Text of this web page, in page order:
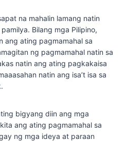
na mahalin lamang natin
Bilang mga Pilipino,
ang ating pagmamahal sa
ng pagmamahal natin sa
natin ang ating pagkakaisa
natin ang isa’t isa sa
bigyang diin ang mga
ang ating pagmamahal sa
ng mga ideya at paraan